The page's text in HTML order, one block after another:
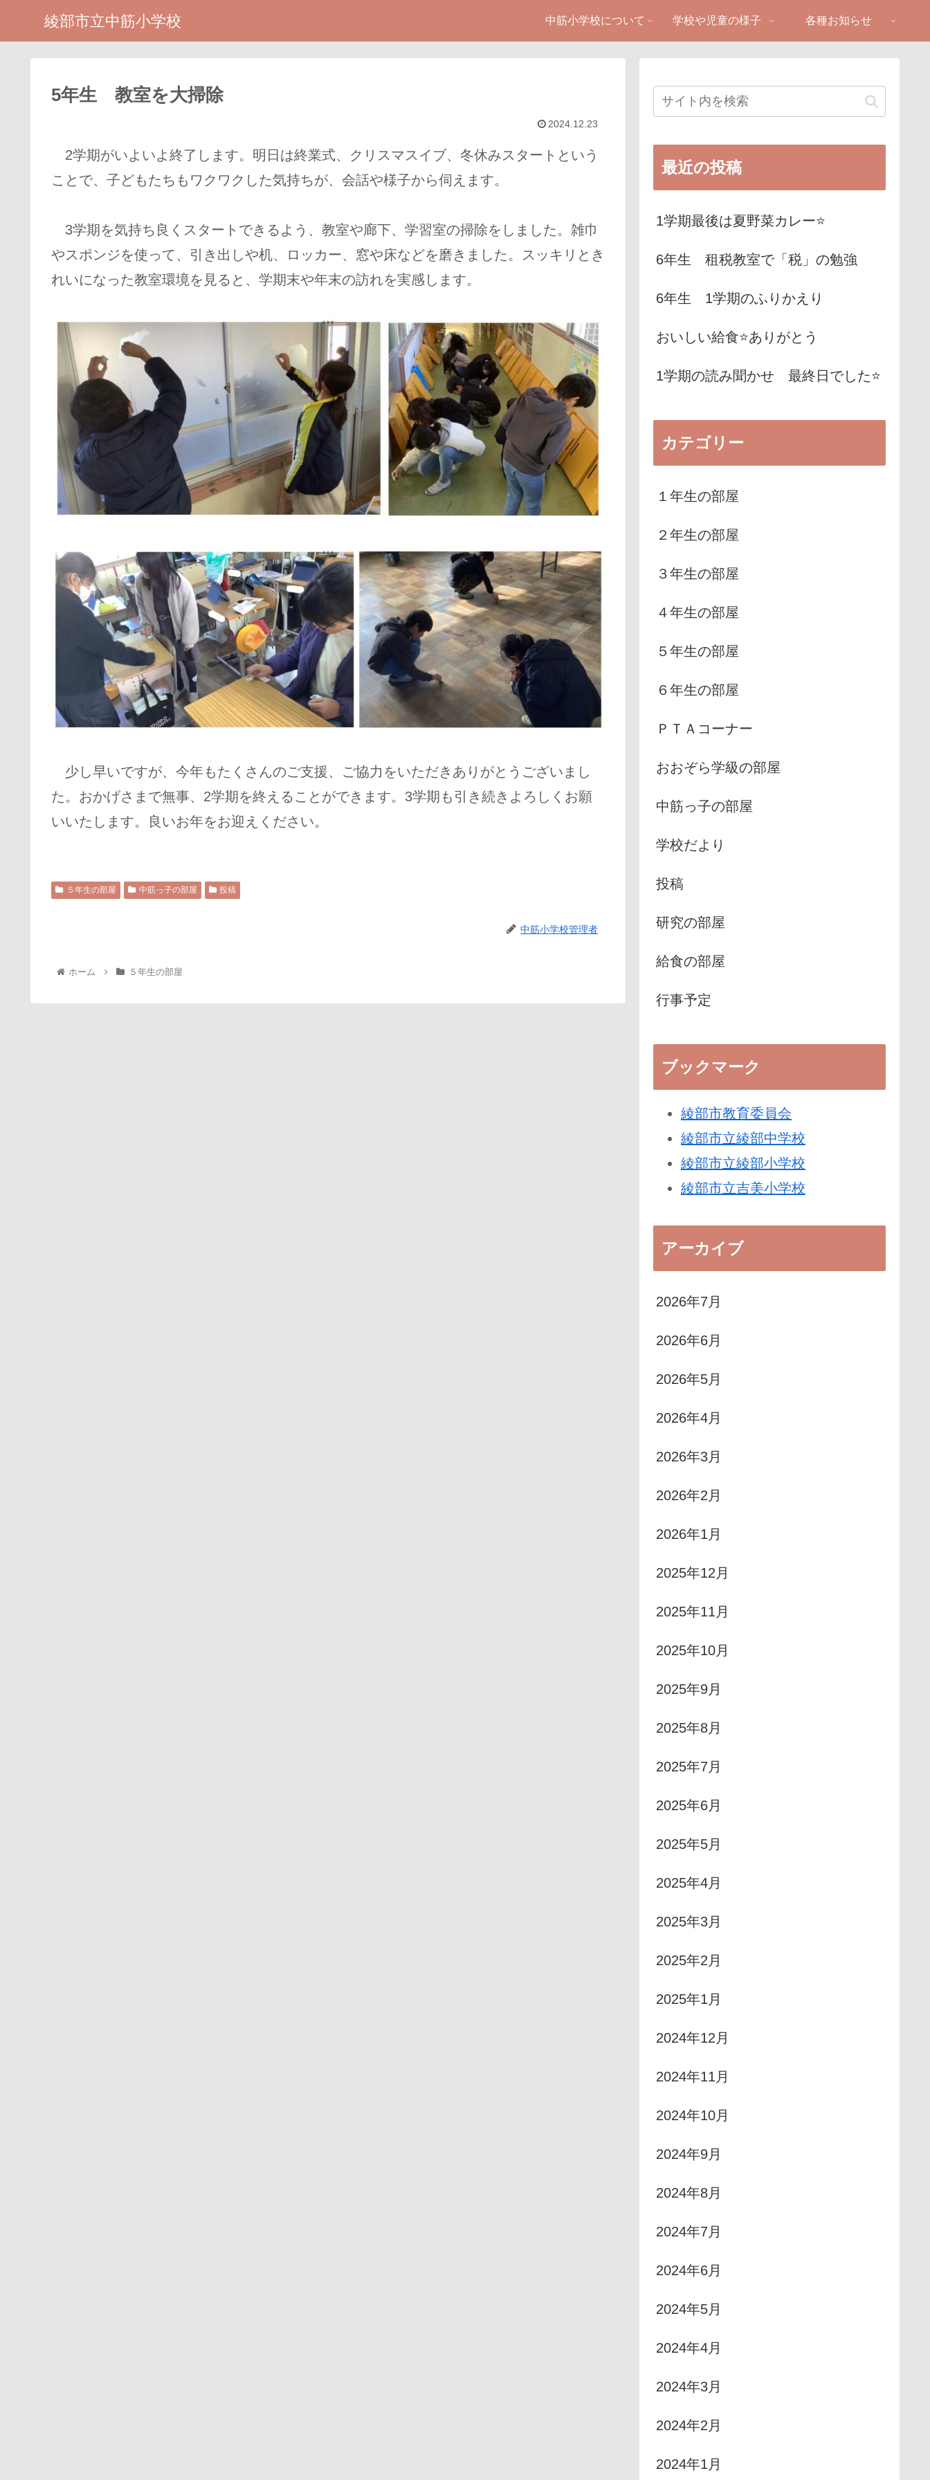
綾部市立中筋小学校 中筋小学校について 学校や児童の様子 各種お知らせ
5年生 教室を大掃除
2024.12.23
2学期がいよいよ終了します。明日は終業式、クリスマスイブ、冬休みスタートという
ことで、子どもたちもワクワクした気持ちが、会話や様子から伺えます。
3学期を気持ち良くスタートできるよう、教室や廊下、学習室の掃除をしました。雑巾
やスポンジを使って、引き出しや机、ロッカー、窓や床などを磨きました。スッキリとき
れいになった教室環境を見ると、学期末や年末の訪れを実感します。
少し早いですが、今年もたくさんのご支援、ご協力をいただきありがとうございまし
た。おかげさまで無事、2学期を終えることができます。3学期も引き続きよろしくお願
いいたします。良いお年をお迎えください。
５年生の部屋 中筋っ子の部屋 投稿
中筋小学校管理者
ホーム ５年生の部屋
最近の投稿
1学期最後は夏野菜カレー⭐️
6年生 租税教室で「税」の勉強
6年生 1学期のふりかえり
おいしい給食⭐️ありがとう
1学期の読み聞かせ 最終日でした⭐️
カテゴリー
１年生の部屋
２年生の部屋
３年生の部屋
４年生の部屋
５年生の部屋
６年生の部屋
ＰＴＡコーナー
おおぞら学級の部屋
中筋っ子の部屋
学校だより
投稿
研究の部屋
給食の部屋
行事予定
ブックマーク
綾部市教育委員会
綾部市立綾部中学校
綾部市立綾部小学校
綾部市立吉美小学校
アーカイブ
2026年7月
2026年6月
2026年5月
2026年4月
2026年3月
2026年2月
2026年1月
2025年12月
2025年11月
2025年10月
2025年9月
2025年8月
2025年7月
2025年6月
2025年5月
2025年4月
2025年3月
2025年2月
2025年1月
2024年12月
2024年11月
2024年10月
2024年9月
2024年8月
2024年7月
2024年6月
2024年5月
2024年4月
2024年3月
2024年2月
2024年1月